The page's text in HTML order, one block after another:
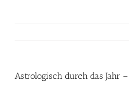
Astrologisch durch das Jahr